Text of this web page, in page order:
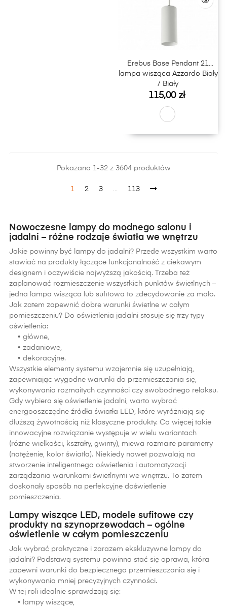
Erebus Base Pendant 21
lampa wisząca Azzardo Biały
/ Biały
Cena
115,00 zł
Pokazano 1-32 z 3604 produktów
1 2 3 … 113
Nowoczesne lampy do modnego salonu i
jadalni – różne rodzaje światła we wnętrzu
Jakie powinny być lampy do jadalni? Przede wszystkim warto
stawiać na produkty łączące funkcjonalność z ciekawym
designem i oczywiście najwyższą jakością. Trzeba też
zaplanować rozmieszczenie wszystkich punktów świetlnych –
jedna lampa wisząca lub sufitowa to zdecydowanie za mało.
Jak zatem zapewnić dobre warunki świetlne w całym
pomieszczeniu? Do oświetlenia jadalni stosuje się trzy typy
oświetlenia:
• główne,
• zadaniowe,
• dekoracyjne.
Wszystkie elementy systemu wzajemnie się uzupełniają,
zapewniając wygodne warunki do przemieszczania się,
wykonywania rozmaitych czynności czy swobodnego relaksu.
Gdy wybiera się oświetlenie jadalni, warto wybrać
energooszczędne źródła światła LED, które wyróżniają się
dłuższą żywotnością niż klasyczne produkty. Co więcej takie
innowacyjne rozwiązanie występuje w wielu wariantach
(różne wielkości, kształty, gwinty), miewa rozmaite parametry
(natężenie, kolor światła). Niekiedy nawet pozwalają na
stworzenie inteligentnego oświetlenia i automatyzacji
zarządzania warunkami świetlnymi we wnętrzu. To zatem
doskonały sposób na perfekcyjne doświetlenie
pomieszczenia.
Lampy wiszące LED, modele sufitowe czy
produkty na szynoprzewodach – ogólne
oświetlenie w całym pomieszczeniu
Jak wybrać praktyczne i zarazem ekskluzywne lampy do
jadalni? Podstawą systemu powinna stać się oprawa, która
zapewni warunki do bezpiecznego przemieszczania się i
wykonywania mniej precyzyjnych czynności.
W tej roli idealnie sprawdzają się:
• lampy wiszące,